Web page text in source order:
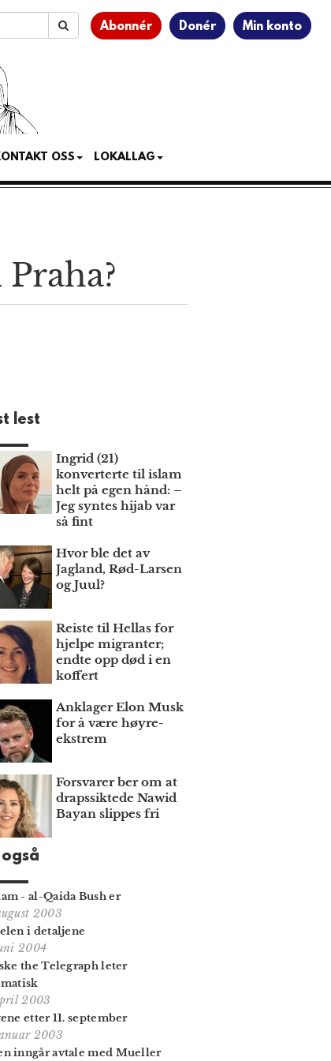
Abonnér Donér Min konto
OSS LOKALLAG
lest
Ingrid (21)
konverterte til islam
helt på egen hånd: –
Jeg syntes hijab var
så fint
Hvor ble det av
Jagland, Rød-Larsen
og Juul?
Reiste til Hellas for
hjelpe migranter;
endte opp død i en
koffert
Anklager Elon Musk
for å være høyre­
ekstrem
Forsvarer ber om at
draps­siktede Nawid
Bayan slippes fri
også
- al-Qaida Bush er
2003
i detaljene
2004
the Telegraph leter
2003
etter 11. september
2003
inngår avtale med Mueller